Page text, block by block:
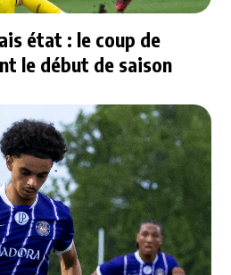
état : le coup de
le début de saison